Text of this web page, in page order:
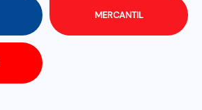
MERCANTIL